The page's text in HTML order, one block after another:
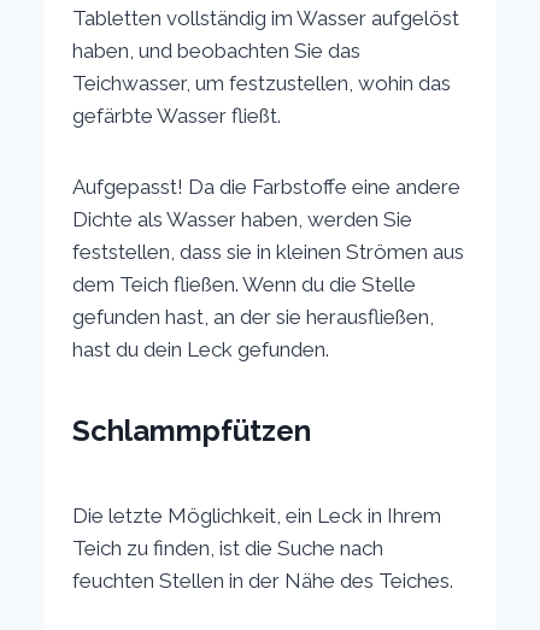
Tabletten vollständig im Wasser aufgelöst
haben, und beobachten Sie das
Teichwasser, um festzustellen, wohin das
gefärbte Wasser fließt.
Aufgepasst! Da die Farbstoffe eine andere
Dichte als Wasser haben, werden Sie
feststellen, dass sie in kleinen Strömen aus
dem Teich fließen. Wenn du die Stelle
gefunden hast, an der sie herausfließen,
hast du dein Leck gefunden.
Schlammpfützen
Die letzte Möglichkeit, ein Leck in Ihrem
Teich zu finden, ist die Suche nach
feuchten Stellen in der Nähe des Teiches.